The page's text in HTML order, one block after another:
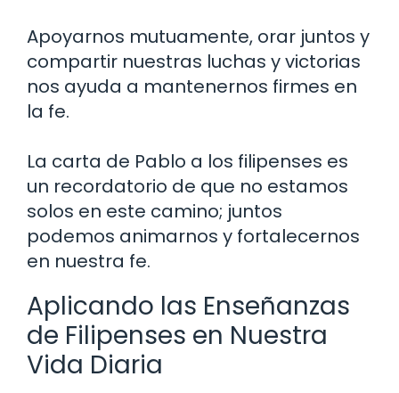
Apoyarnos mutuamente, orar juntos y
compartir nuestras luchas y victorias
nos ayuda a mantenernos firmes en
la fe.
La carta de Pablo a los filipenses es
un recordatorio de que no estamos
solos en este camino; juntos
podemos animarnos y fortalecernos
en nuestra fe.
Aplicando las Enseñanzas
de Filipenses en Nuestra
Vida Diaria